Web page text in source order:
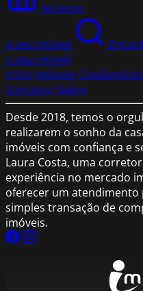
Anuncie
o seu imóvel
o seu imóvel
Início Imóveis
Contatos Sobre
Desde 2018, temos o
realizarem o sonho da
imóveis com confiança e
Laura Costa, uma
experiência no mercado
oferecer um atendimento
simples transação de
imóveis.